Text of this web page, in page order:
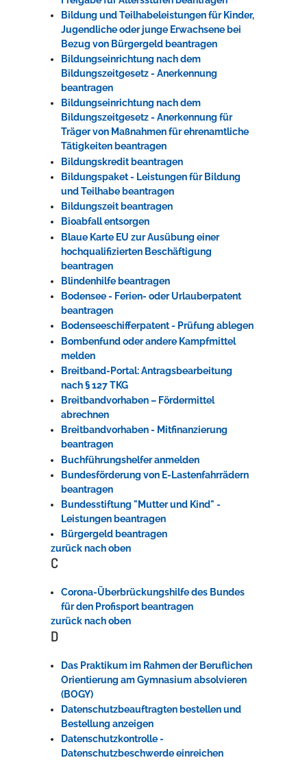
Bildung und Teilhabeleistungen für Kinder,
Jugendliche oder junge Erwachsene bei
Bezug von Bürgergeld beantragen
Bildungseinrichtung nach dem
Bildungszeitgesetz - Anerkennung
beantragen
Bildungseinrichtung nach dem
Bildungszeitgesetz - Anerkennung für
Träger von Maßnahmen für ehrenamtliche
Tätigkeiten beantragen
Bildungskredit beantragen
Bildungspaket - Leistungen für Bildung
und Teilhabe beantragen
Bildungszeit beantragen
Bioabfall entsorgen
Blaue Karte EU zur Ausübung einer
hochqualifizierten Beschäftigung
beantragen
Blindenhilfe beantragen
Bodensee - Ferien- oder Urlauberpatent
beantragen
Bodenseeschifferpatent - Prüfung ablegen
Bombenfund oder andere Kampfmittel
melden
Breitband-Portal: Antragsbearbeitung
nach § 127 TKG
Breitbandvorhaben – Fördermittel
abrechnen
Breitbandvorhaben - Mitfinanzierung
beantragen
Buchführungshelfer anmelden
Bundesförderung von E-Lastenfahrrädern
beantragen
Bundesstiftung "Mutter und Kind" -
Leistungen beantragen
Bürgergeld beantragen
zurück nach oben
C
Corona-Überbrückungshilfe des Bundes
für den Profisport beantragen
zurück nach oben
D
Das Praktikum im Rahmen der Beruflichen
Orientierung am Gymnasium absolvieren
(BOGY)
Datenschutzbeauftragten bestellen und
Bestellung anzeigen
Datenschutzkontrolle -
Datenschutzbeschwerde einreichen